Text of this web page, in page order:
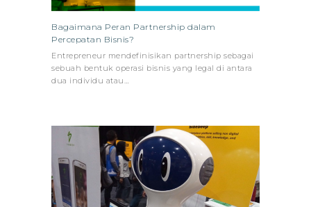
Bagaimana Peran Partnership dalam
Percepatan Bisnis?
Entrepreneur mendefinisikan partnership sebagai
sebuah bentuk operasi bisnis yang legal di antara
dua individu atau…